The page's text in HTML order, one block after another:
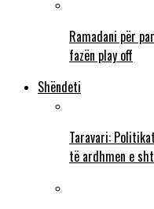
Ramadani për
fazën play off
Shëndeti
Taravari:
të ardhmen e